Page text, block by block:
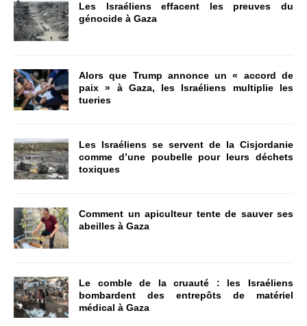
Les Israéliens effacent les preuves du
génocide à Gaza
Alors que Trump annonce un « accord de
paix » à Gaza, les Israéliens multiplie les
tueries
Les Israéliens se servent de la Cisjordanie
comme d’une poubelle pour leurs déchets
toxiques
Comment un apiculteur tente de sauver ses
abeilles à Gaza
Le comble de la cruauté : les Israéliens
bombardent des entrepôts de matériel
médical à Gaza